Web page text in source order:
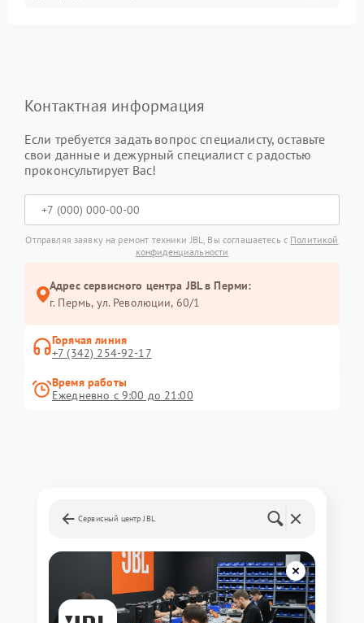
Контактная информация
Если требуется задать вопрос специалисту, оставьте
свои данные и дежурный специалист с радостью
проконсультирует Вас!
Отправляя заявку на ремонт техники JBL, Вы соглашаетесь с Политикой
конфиденциальности
Адрес сервисного центра JBL в Перми:
г. Пермь, ул. ​Революции, 60/1
Горячая линия
+7 (342) 254-92-17
Время работы
Ежедневно с 9:00 до 21:00
Сервисный центр JBL